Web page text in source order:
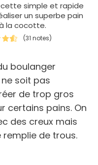
simple et rapide
un superbe pain
la cocotte.
(31 notes)
boulanger
soit pas
de trop gros
certains pains. On
des creux mais
de trous.